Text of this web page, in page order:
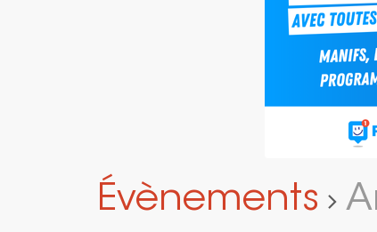
Évènements